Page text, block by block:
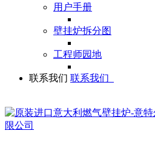
用户手册
壁挂炉拆分图
工程师园地
联系我们 联系我们